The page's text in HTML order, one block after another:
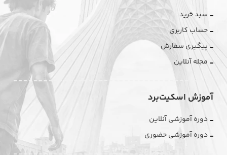
سبد خرید
حساب کاربری
پیگیری سفارش
مجله آنلاین
آموزش اسکیت‌برد
دوره آموزشی آنلاین
دوره آموزشی حضوری